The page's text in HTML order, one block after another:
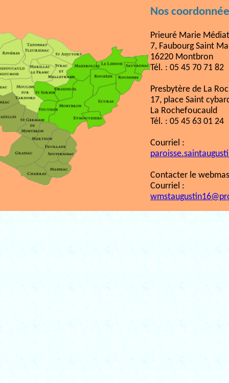
Nos
Prieuré Marie
7, Faubourg Saint
16220 Montbron
Tél. : 05 45 70 71 82
Presbytère de La
17, place Saint
La Rochefoucauld
Tél. : 05 45 63 01 24
Courriel :
Contacter le
Courriel :